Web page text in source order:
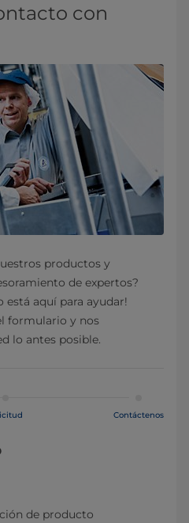
con
productos y
de expertos?
está aquí para ayudar!
formulario y nos
lo antes posible.
Contáctenos
de producto